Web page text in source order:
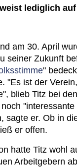
lediglich
am 30. April
seiner Zukunft
"
"Es ist der
blieb Titz bei
sagte er. Ob in
er offen.
hatte Titz wohl
Arbeitgebern